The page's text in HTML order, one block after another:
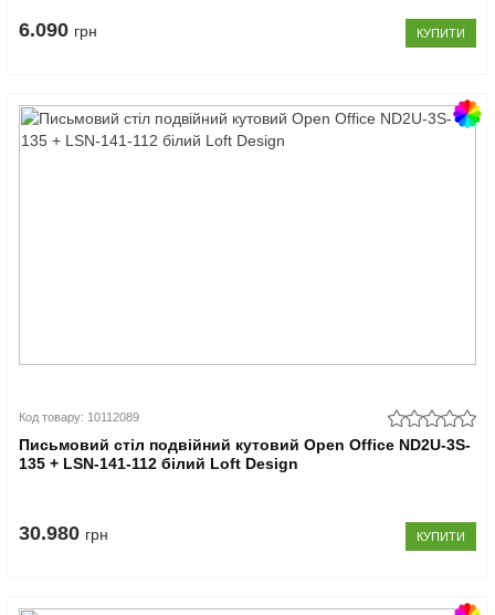
6.090 грн КУПИТИ
Код товару: 10112089
Письмовий стіл подвійний кутовий Open Office ND2U-3S-
135 + LSN-141-112 білий Loft Design
30.980 грн КУПИТИ